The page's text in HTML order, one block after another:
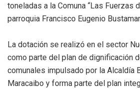
toneladas a la Comuna “Las Fuerzas
parroquia Francisco Eugenio
La dotación se realizó en el sector
como parte del plan de dignificación
comunales impulsado por la Alcaldía
Maracaibo y forma parte del plan